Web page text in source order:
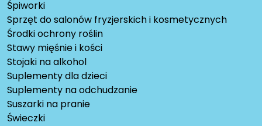
Śpiworki
Sprzęt do salonów fryzjerskich i kosmetycznych
Środki ochrony roślin
Stawy mięśnie i kości
Stojaki na alkohol
Suplementy dla dzieci
Suplementy na odchudzanie
Suszarki na pranie
Świeczki